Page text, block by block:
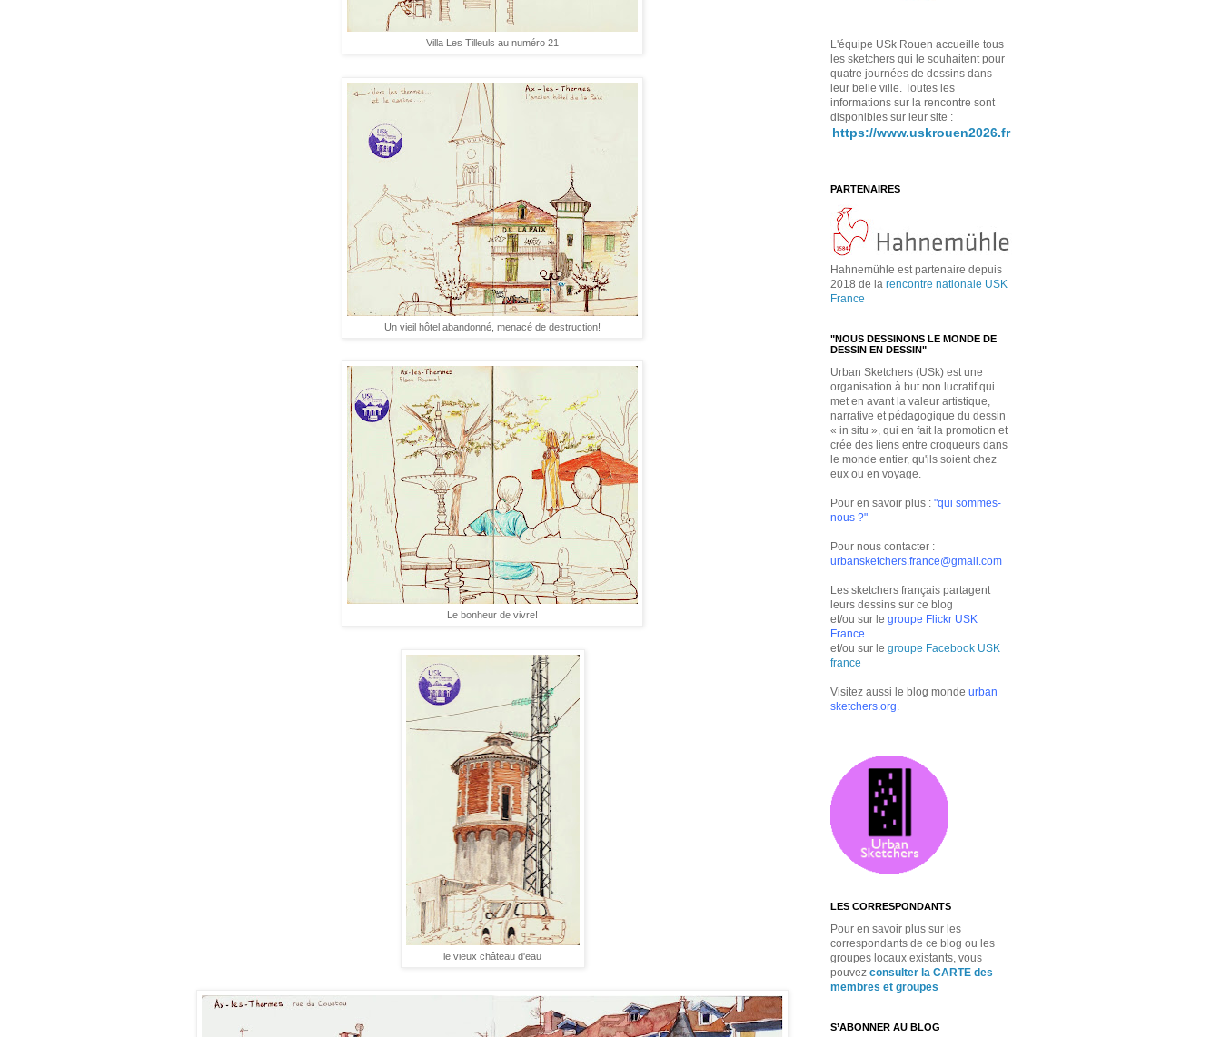
Villa Les Tilleuls au numéro 21
Un vieil hôtel abandonné, menacé de destruction!
Le bonheur de vivre!
le vieux château d'eau
L'équipe USk Rouen accueille tous
les sketchers qui le souhaitent pour
quatre journées de dessins dans
leur belle ville. Toutes les
informations sur la rencontre sont
disponibles sur leur site :
https://www.uskrouen2026.fr
PARTENAIRES
Hahnemühle est partenaire depuis
2018 de la rencontre nationale USK
France
"NOUS DESSINONS LE MONDE DE
DESSIN EN DESSIN"
Urban Sketchers (USk) est une
organisation à but non lucratif qui
met en avant la valeur artistique,
narrative et pédagogique du dessin
« in situ », qui en fait la promotion et
crée des liens entre croqueurs dans
le monde entier, qu'ils soient chez
eux ou en voyage.
Pour en savoir plus : "qui sommes-
nous ?"
Pour nous contacter :
urbansketchers.france@gmail.com
Les sketchers français partagent
leurs dessins sur ce blog
et/ou sur le groupe Flickr USK
France
et/ou sur le groupe Facebook USK
france
Visitez aussi le blog monde urban
sketchers.org
LES CORRESPONDANTS
Pour en savoir plus sur les
correspondants de ce blog ou les
groupes locaux existants, vous
pouvez consulter la CARTE des
membres et groupes
S’ABONNER AU BLOG